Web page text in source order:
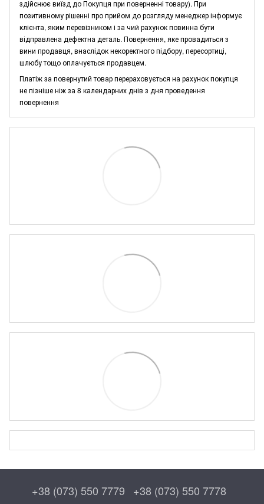
здійснює виїзд до Покупця при поверненні товару). При
позитивному рішенні про прийом до розгляду менеджер інформує
клієнта, яким перевізником і за чий рахунок повинна бути
відправлена дефектна деталь. Повернення, яке провадиться з
вини продавця, внаслідок некоректного підбору, пересортиці,
шлюбу тощо оплачується продавцем.
Платіж за повернутий товар перераховується на рахунок покупця
не пізніше ніж за 8 календарних днів з дня проведення
повернення
+38 (073) 550 7779 +38 (073) 550 7778